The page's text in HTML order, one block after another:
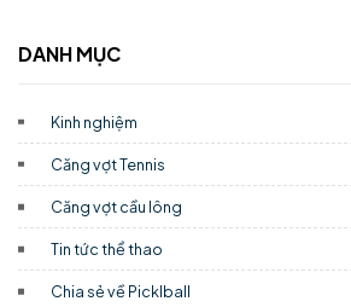
DANH MỤC
Kinh nghiệm
Căng vợt Tennis
Căng vợt cầu lông
Tin tức thể thao
Chia sẻ về Picklball